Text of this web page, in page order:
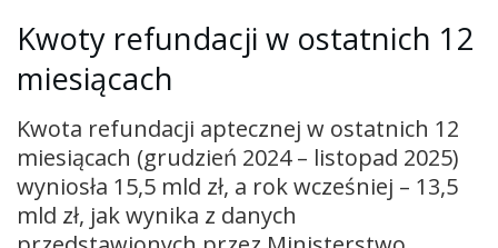
Kwoty refundacji w ostatnich 12
miesiącach
Kwota refundacji aptecznej w ostatnich 12
miesiącach (grudzień 2024 – listopad 2025)
wyniosła 15,5 mld zł, a rok wcześniej – 13,5
mld zł, jak wynika z danych